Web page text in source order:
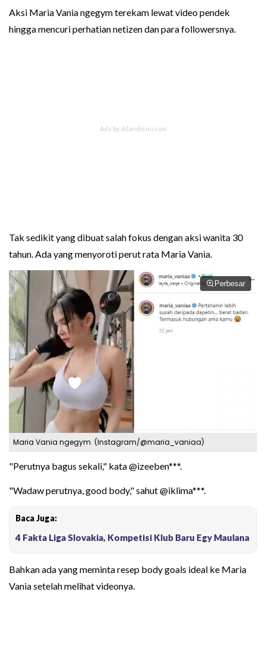
Aksi Maria Vania ngegym terekam lewat video pendek
hingga mencuri perhatian netizen dan para followersnya.
Tak sedikit yang dibuat salah fokus dengan aksi wanita 30
tahun. Ada yang menyoroti perut rata Maria Vania.
Perbesar
Maria Vania ngegym. (Instagram/@maria_vaniaa)
"Perutnya bagus sekali," kata @izeeben***.
"Wadaw perutnya, good body," sahut @iklima***.
Baca Juga:
4 Fakta Liga Slovakia, Kompetisi Klub Baru Egy Maulana
Bahkan ada yang meminta resep body goals ideal ke Maria
Vania setelah melihat videonya.